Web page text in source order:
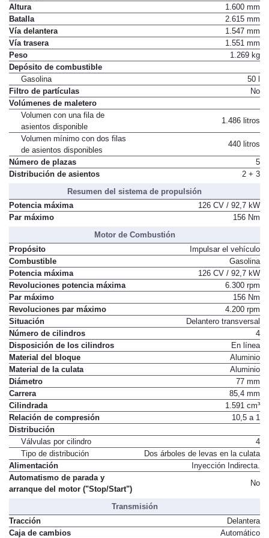
Altura
1.600 mm
Batalla
2.615 mm
Vía delantera
1.547 mm
Vía trasera
1.551 mm
Peso
1.269 kg
Depósito de combustible
Gasolina
50 l
Filtro de partículas
No
Volúmenes de maletero
Volumen con una fila de
asientos disponible
1.486 litros
Volumen mínimo con dos filas
de asientos disponibles
440 litros
Número de plazas
5
Distribución de asientos
2 + 3
Resumen del sistema de propulsión
Potencia máxima
126 CV / 92,7 kW
Par máximo
156 Nm
Motor de Combustión
Propósito
Impulsar el vehículo
Combustible
Gasolina
Potencia máxima
126 CV / 92,7 kW
Revoluciones potencia máxima
6.300 rpm
Par máximo
156 Nm
Revoluciones par máximo
4.200 rpm
Situación
Delantero transversal
Número de cilindros
4
Disposición de los cilindros
En línea
Material del bloque
Aluminio
Material de la culata
Aluminio
Diámetro
77 mm
Carrera
85,4 mm
Cilindrada
1.591 cm³
Relación de compresión
10,5 a 1
Distribución
Válvulas por cilindro
4
Tipo de distribución
Dos árboles de levas en la culata
Alimentación
Inyección Indirecta.
Automatismo de parada y
arranque del motor ("Stop/Start")
No
Transmisión
Tracción
Delantera
Caja de cambios
Automático